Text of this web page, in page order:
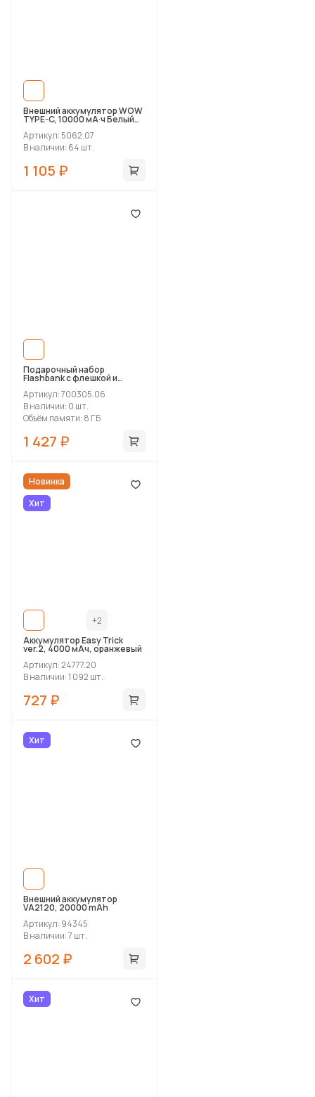
Внешний аккумулятор WOW
TYPE-C, 10000 мА·ч Белый
5062.07
Артикул: 5062.07
В наличии: 64 шт.
1 105 ₽
Подарочный набор
Flashbank с флешкой и
зарядным устройством
Артикул: 700305.06
В наличии: 0 шт.
Объём памяти: 8 ГБ
1 427 ₽
Новинка
Хит
+2
Аккумулятор Easy Trick
ver.2, 4000 мАч, оранжевый
Артикул: 24777.20
В наличии: 1 092 шт.
727 ₽
Хит
Внешний аккумулятор
VA2120, 20000 mAh
Артикул: 94345
В наличии: 7 шт.
2 602 ₽
Хит